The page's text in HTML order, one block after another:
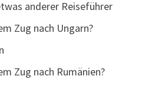
anderer Reiseführer
Zug nach Ungarn?
Zug nach Rumänien?